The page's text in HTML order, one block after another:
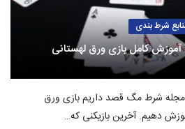
شرط بندی
شرط مگ قصد داریم بازی ورق